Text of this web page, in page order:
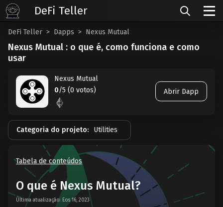
DeFi Teller Dapps Nexus Mutual
Nexus Mutual : o que é, como funciona e como
usar
Nexus Mutual
0/5 (0 votos) Abrir Dapp
Categoria do projeto: Utilities
Tabela de conteúdos
O que é Nexus Mutual?
Última atualização: Eos 16, 2023
DeFi Teller